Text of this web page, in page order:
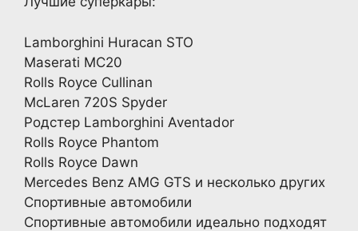
Lamborghini Huracan STO
Maserati MC20
Rolls Royce Cullinan
McLaren 720S Spyder
Родстер Lamborghini Aventador
Rolls Royce Phantom
Rolls Royce Dawn
Mercedes Benz AMG GTS и несколько других
Спортивные автомобили
Спортивные автомобили идеально подходят